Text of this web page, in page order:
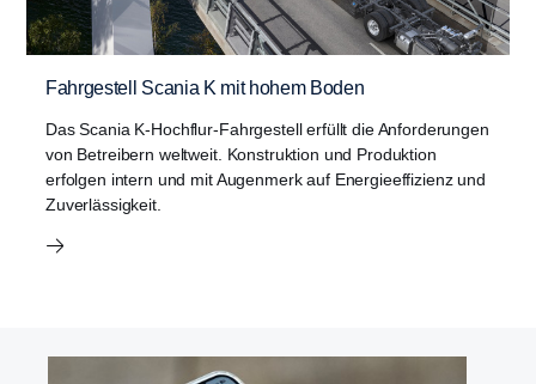
Fahrgestell Scania K mit hohem Boden
Das Scania K-Hochflur-Fahrgestell erfüllt die Anforderungen
von Betreibern weltweit. Konstruktion und Produktion
erfolgen intern und mit Augenmerk auf Energieeffizienz und
Zuverlässigkeit.